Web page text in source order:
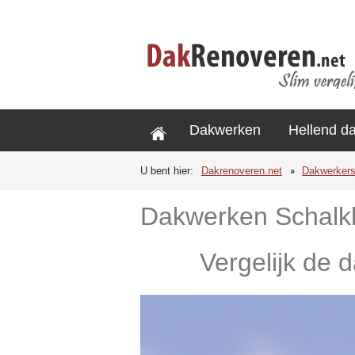
Dakwerken Hellend
U bent hier: Dakrenoveren.net Dakwerkers
Dakwerken
Vergelijk de